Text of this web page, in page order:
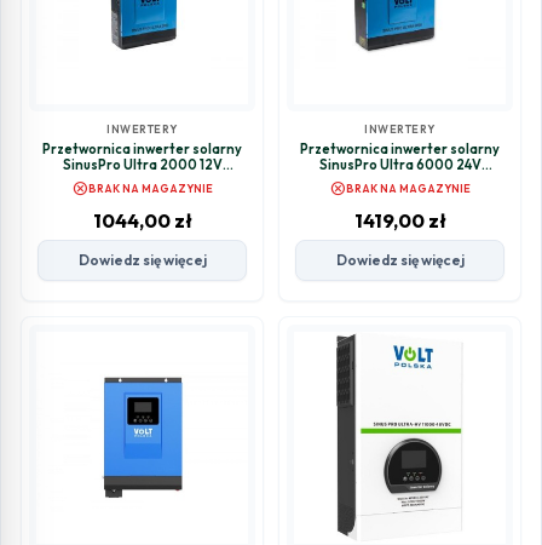
INWERTERY
Przetwornica inwerter solarny
SinusPro Ultra 2000 12V
1000/2000W 60A MPPT
cancelBRAK NA MAGAZYNIE
1044,00 zł
Dowiedz się więcej
INWERTERY
Przetwornica inwerter solarny
SinusPro Ultra 6000 24V
3000/6000W 60A MPPT
cancelBRAK NA MAGAZYNIE
1419,00 zł
Dowiedz się więcej